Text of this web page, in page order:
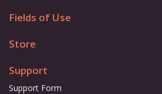
Fields of Use
Store
Support
Support Form